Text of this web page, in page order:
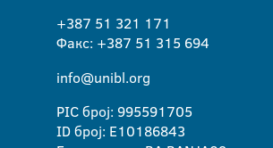
+387 51 321 171
Факс: +387 51 315 694
info@unibl.org
PIC број: 995591705
ID број: E10186843